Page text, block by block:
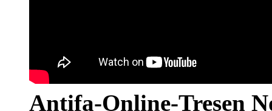
Antifa-Online-Tresen